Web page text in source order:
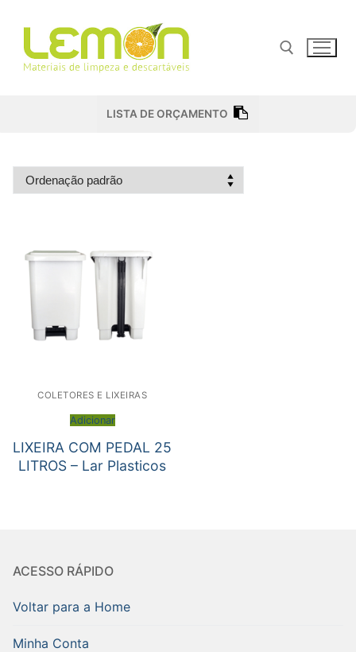
para
conteúdo
Pesquisar por:
LISTA DE ORÇAMENTO
COLETORES E LIXEIRAS
Adicionar
LIXEIRA COM PEDAL 25
LITROS – Lar Plasticos
ACESSO RÁPIDO
Voltar para a Home
Minha Conta